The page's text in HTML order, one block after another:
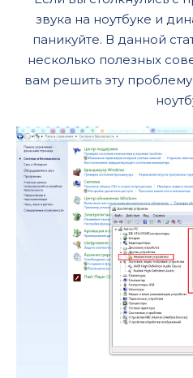
звука на ноутбуке и
паникуйте. В данной
несколько полезных
вам решить эту